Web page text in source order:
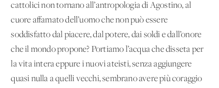
cattolici non tornano all’antropologia di Agostino, al
cuore affamato dell’uomo che non può essere
soddisfatto dal piacere, dal potere, dai soldi e dall’onore
che il mondo propone? Portiamo l’acqua che disseta per
la vita intera eppure i nuovi ateisti, senza aggiungere
quasi nulla a quelli vecchi, sembrano avere più coraggio